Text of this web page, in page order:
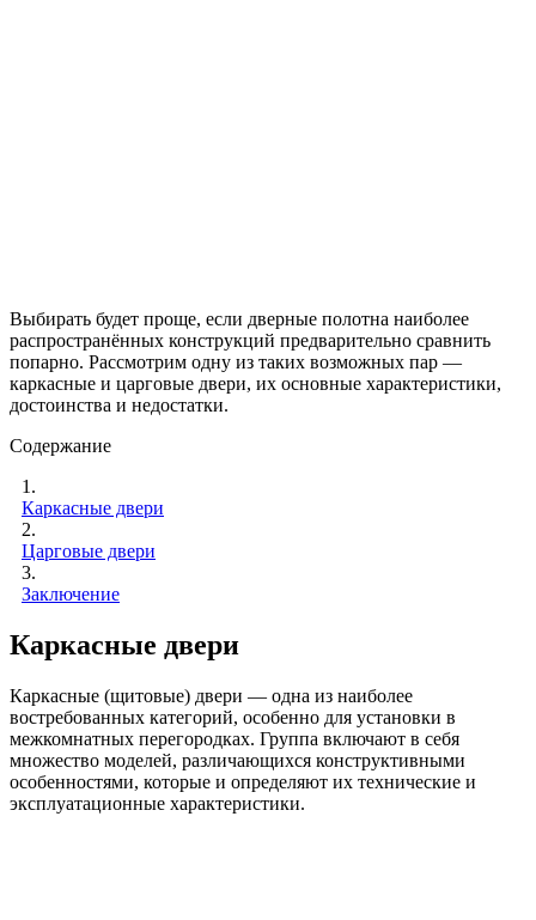
Выбирать будет проще, если дверные полотна наиболее
распространённых конструкций предварительно сравнить
попарно. Рассмотрим одну из таких возможных пар —
каркасные и царговые двери, их основные характеристики,
достоинства и недостатки.
Содержание
1.
Каркасные двери
2.
Царговые двери
3.
Заключение
Каркасные двери
Каркасные (щитовые) двери — одна из наиболее
востребованных категорий, особенно для установки в
межкомнатных перегородках. Группа включают в себя
множество моделей, различающихся конструктивными
особенностями, которые и определяют их технические и
эксплуатационные характеристики.